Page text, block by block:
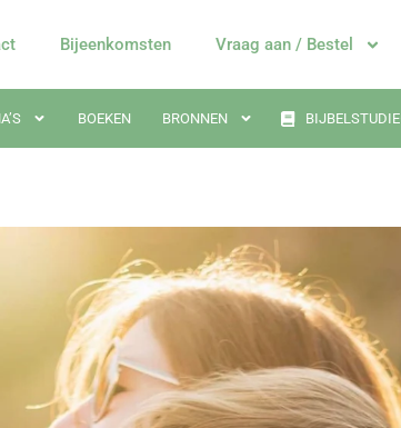
Bijeenkomsten Vraag aan / Bestel
BOEKEN BRONNEN BIJBELSTUDIE